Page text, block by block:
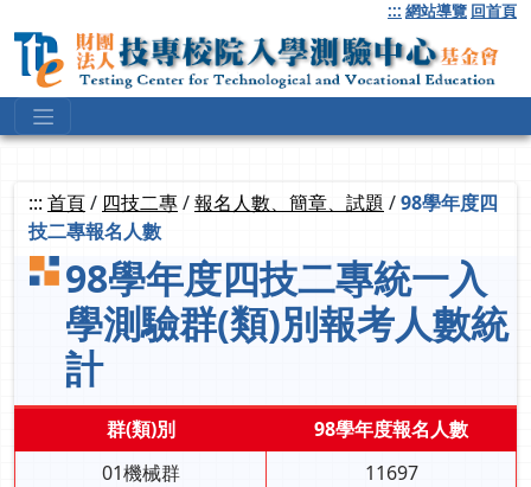
到
要
::: 網站導覽 回首頁
::: 首頁/ 四技二專/報名人數、簡章、試題 /98學年度四
技二專報名人數
98學年度四技二專統一入
學測驗群(類)別報考人數統
計
群(類)別
98學年度報名人數
01機械群
11697